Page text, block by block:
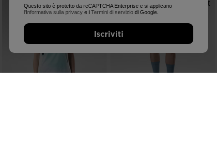
Questo sito è protetto da reCAPTCHA Enterprise e si applicano
l'Informativa sulla privacy e iTermini di servizio di Google.
Iscriviti